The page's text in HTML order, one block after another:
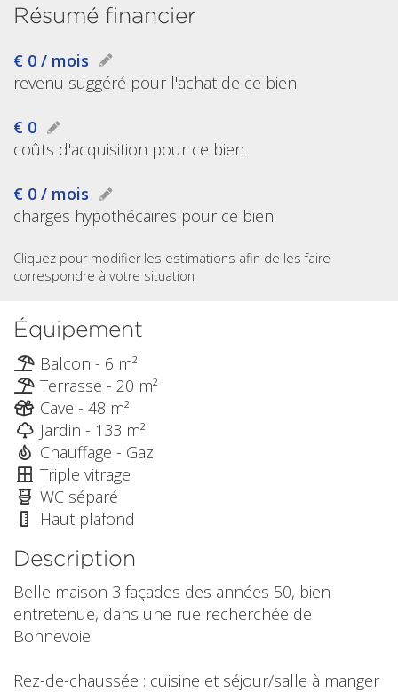
Résumé financier
€ 0 / mois
revenu suggéré pour l'achat de ce bien
€ 0
coûts d'acquisition pour ce bien
€ 0 / mois
charges hypothécaires pour ce bien
Cliquez pour modifier les estimations afin de les faire
correspondre à votre situation
Équipement
Balcon - 6 m²
Terrasse - 20 m²
Cave - 48 m²
Jardin - 133 m²
Chauffage - Gaz
Triple vitrage
WC séparé
Haut plafond
Description
Belle maison 3 façades des années 50, bien
entretenue, dans une rue recherchée de
Bonnevoie.
Rez-de-chaussée : cuisine et séjour/salle à manger